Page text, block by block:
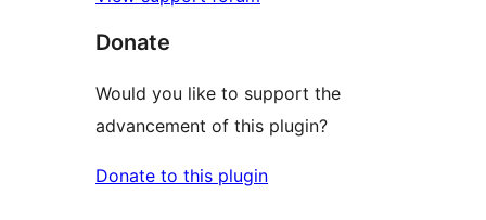
Donate
Would you like to support the
advancement of this plugin?
Donate to this plugin